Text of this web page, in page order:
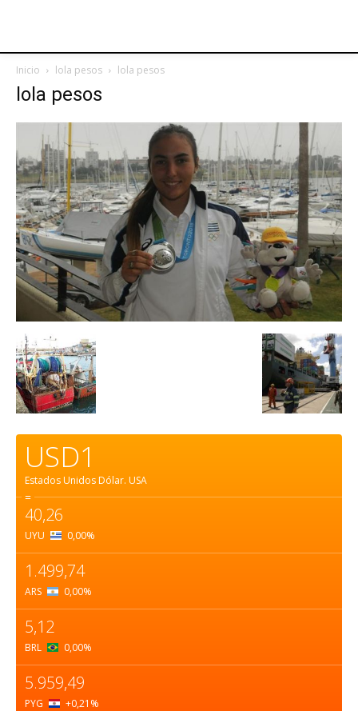
Inicio lola pesos lola pesos
lola pesos
USD1
Estados Unidos Dólar. USA
=
40,26
UYU 0,00%
1.499,74
ARS 0,00%
5,12
BRL 0,00%
5.959,49
PYG +0,21 %